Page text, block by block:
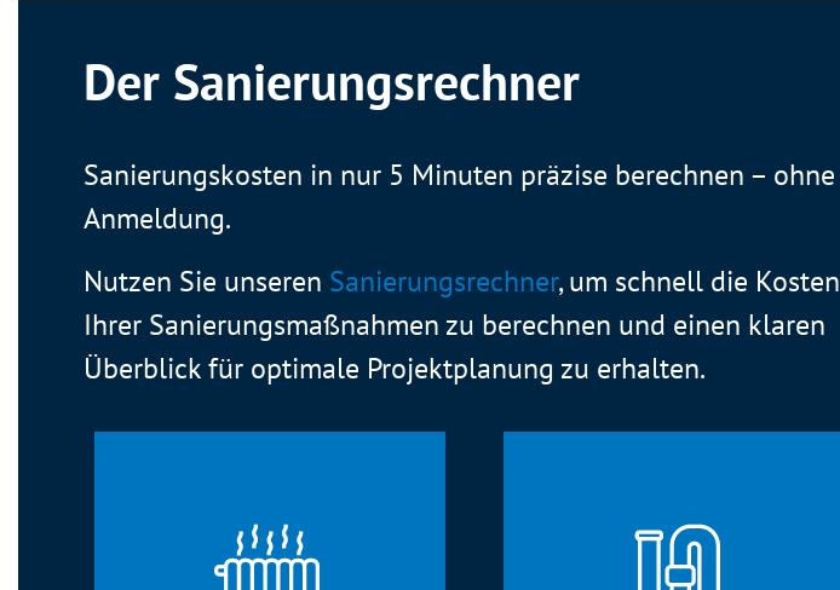
Der Sanierungsrechner
Sanierungskosten in nur 5 Minuten präzise berechnen – ohne
Anmeldung.
Nutzen Sie unseren Sanierungsrechner, um schnell die Kosten
Ihrer Sanierungsmaßnahmen zu berechnen und einen klaren
Überblick für optimale Projektplanung zu erhalten.